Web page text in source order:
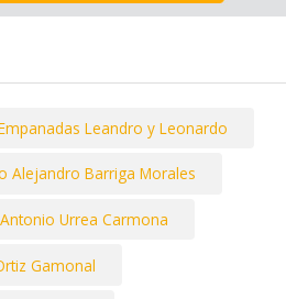
Leandro y Leonardo
Alejandro Barriga Morales
Urrea Carmona
Gamonal